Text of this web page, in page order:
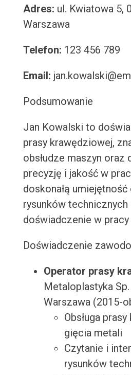
Adres: ul. Kwiatowa 5,
Warszawa
Telefon: 123 456 789
Email:
Podsumowanie
Jan Kowalski to
prasy krawędziowej,
obsłudze maszyn oraz
precyzję i jakość w
doskonałą
rysunków technicznych
doświadczenie w
Doświadczenie
Operator prasy
Metaloplastyka
Warszawa (2015-
Obsługa
gięcia metali
Czytanie i
rysunków